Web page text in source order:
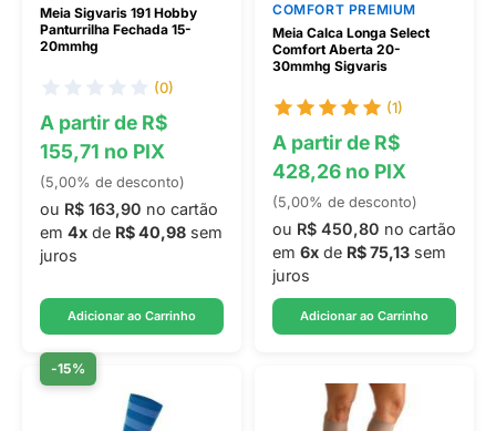
Meia Sigvaris 191 Hobby
Panturrilha Fechada 15-
20mmhg
(0)
A partir de R$
155,71 no PIX
(5,00% de desconto)
ou R$ 163,90 no cartão
em 4x de R$ 40,98 sem
juros
Adicionar ao Carrinho
COMFORT PREMIUM
Meia Calca Longa Select
Comfort Aberta 20-
30mmhg Sigvaris
(1)
A partir de R$
428,26 no PIX
(5,00% de desconto)
ou R$ 450,80 no cartão
em 6x de R$ 75,13 sem
juros
Adicionar ao Carrinho
-15%